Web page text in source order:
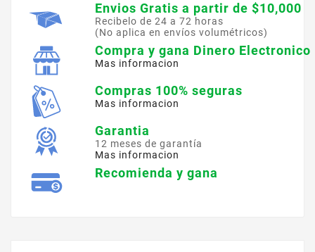
Envios Gratis a partir de $10,000
Recibelo de 24 a 72 horas
(No aplica en envíos volumétricos)
Compra y gana Dinero Electronico
Mas informacion
Compras 100% seguras
Mas informacion
Garantia
12 meses de garantía
Mas informacion
Recomienda y gana